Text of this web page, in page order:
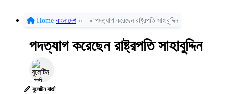
Home বাংলাদেশ » » পদত্যাগ করেছেন রাষ্ট্রপতি সাহাবুদ্দিন
পদত্যাগ করেছেন রাষ্ট্রপতি সাহাবুদ্দিন
বুলেটিন বার্তা